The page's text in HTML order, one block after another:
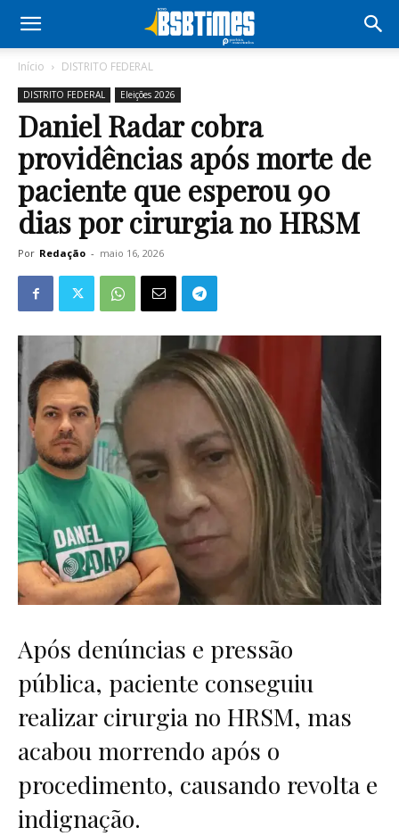
Início DISTRITO FEDERAL
DISTRITO FEDERAL Eleições 2026
Daniel Radar cobra
providências após morte de
paciente que esperou 90
dias por cirurgia no HRSM
Por Redação - maio 16, 2026
Após denúncias e pressão
pública, paciente conseguiu
realizar cirurgia no HRSM, mas
acabou morrendo após o
procedimento, causando revolta e
indignação.